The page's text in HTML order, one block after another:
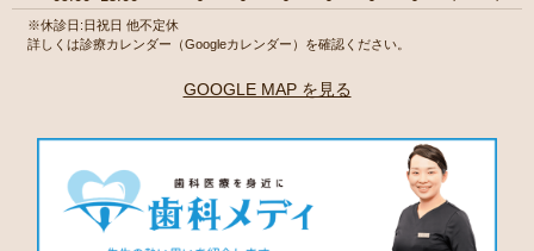
※休診日:日祝日 他不定休
詳しくは診療カレンダー（Googleカレンダー）を確認ください。
GOOGLE MAP を見る